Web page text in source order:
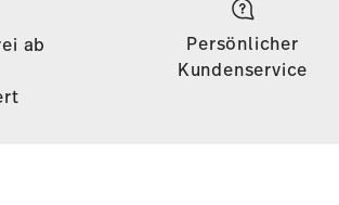
| Wien | Austria
von 69,90 € ist die Lieferung in alle
kostenlos. Für Lieferungen ins
die Lieferung erfolgt versandkostenfrei. Für
Warenkorbwert von 69,90 CHF
ab
Persönlicher
Kundenservice